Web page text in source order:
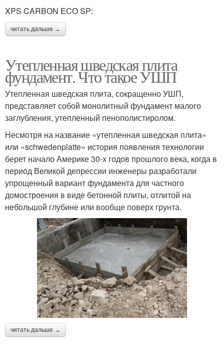
XPS CARBON ECO SP:
читать дальше →
Утепленная шведская плита
фундамент. Что такое УШП
Утепленная шведская плита, сокращенно УШП,
представляет собой монолитный фундамент малого
заглубления, утепленный пенополистиролом.
Несмотря на название «утепленная шведская плита»
или «schwedenplatte» история появления технологии
берет начало Америке 30-х годов прошлого века, когда в
период Великой депрессии инженеры разработали
упрощенный вариант фундамента для частного
домостроения в виде бетонной плиты, отлитой на
небольшой глубине или вообще поверх грунта.
читать дальше →